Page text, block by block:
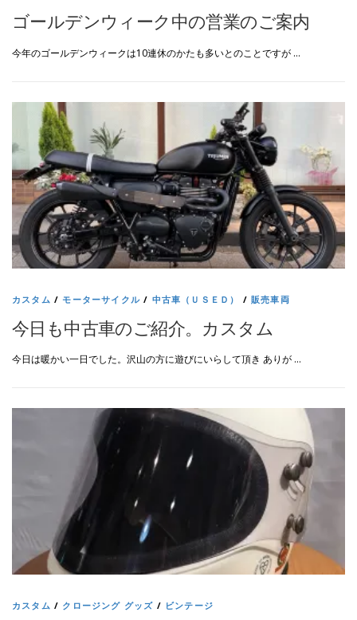
ゴールデンウィーク中の営業のご案内
今年のゴールデンウィークは10連休のかたも多いとのことですが …
カスタム /モーターサイクル / 中古車（ＵＳＥＤ） /販売車両
今日も中古車のご紹介。カスタム
今日は暖かい一日でした。沢山の方に遊びにいらして頂き ありが …
カスタム / クロージング グッズ / ビンテージ